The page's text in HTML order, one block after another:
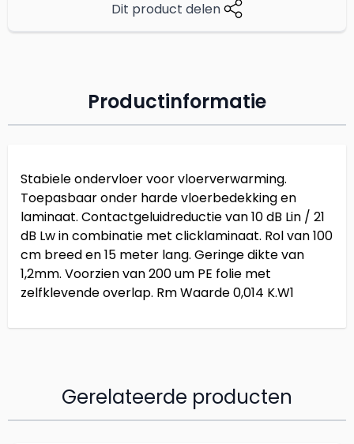
Dit product delen
Productinformatie
Stabiele ondervloer voor vloerverwarming.
Toepasbaar onder harde vloerbedekking en
laminaat. Contactgeluidreductie van 10 dB Lin / 21
dB Lw in combinatie met clicklaminaat. Rol van 100
cm breed en 15 meter lang. Geringe dikte van
1,2mm. Voorzien van 200 um PE folie met
zelfklevende overlap. Rm Waarde 0,014 K.W1
Gerelateerde producten